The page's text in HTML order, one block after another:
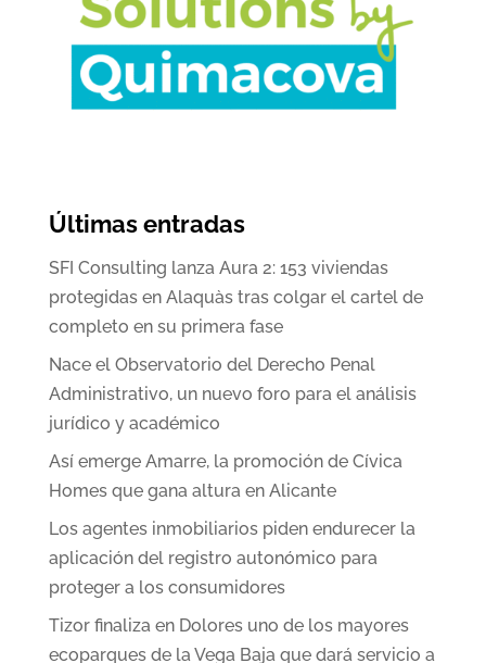
Últimas entradas
SFI Consulting lanza Aura 2: 153 viviendas
protegidas en Alaquàs tras colgar el cartel de
completo en su primera fase
Nace el Observatorio del Derecho Penal
Administrativo, un nuevo foro para el análisis
jurídico y académico
Así emerge Amarre, la promoción de Cívica
Homes que gana altura en Alicante
Los agentes inmobiliarios piden endurecer la
aplicación del registro autonómico para
proteger a los consumidores
Tizor finaliza en Dolores uno de los mayores
ecoparques de la Vega Baja que dará servicio a